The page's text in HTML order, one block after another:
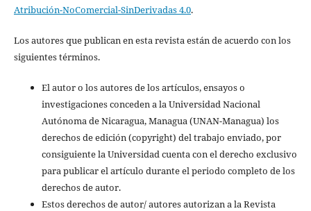
Atribución-NoComercial-SinDerivadas 4.0.
Los autores que publican en esta revista están de acuerdo con los
siguientes términos.
El autor o los autores de los artículos, ensayos o
investigaciones conceden a la Universidad Nacional
Autónoma de Nicaragua, Managua (UNAN-Managua) los
derechos de edición (copyright) del trabajo enviado, por
consiguiente la Universidad cuenta con el derecho exclusivo
para publicar el artículo durante el periodo completo de los
derechos de autor.
Estos derechos de autor/ autores autorizan a la Revista